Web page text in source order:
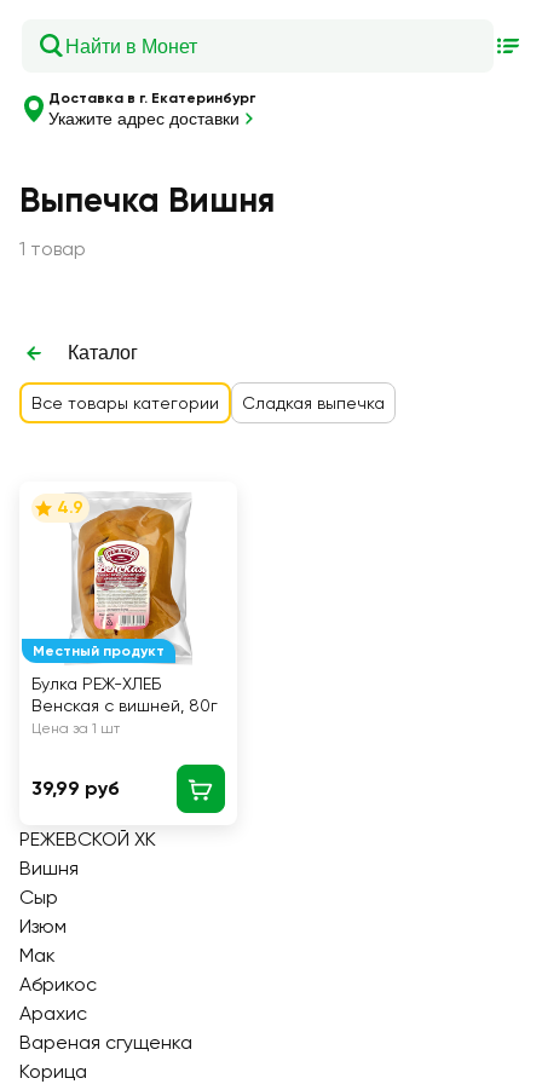
Доставка в г. Екатеринбург
Укажите адрес доставки
Выпечка Вишня
1 товар
Каталог
Все товары категории Сладкая выпечка
Местный продукт
4.9
Булка РЕЖ-ХЛЕБ
Венская с вишней, 80г
Цена за 1 шт
39,99 руб
РЕЖЕВСКОЙ ХК
Вишня
Сыр
Изюм
Мак
Абрикос
Арахис
Вареная сгущенка
Корица